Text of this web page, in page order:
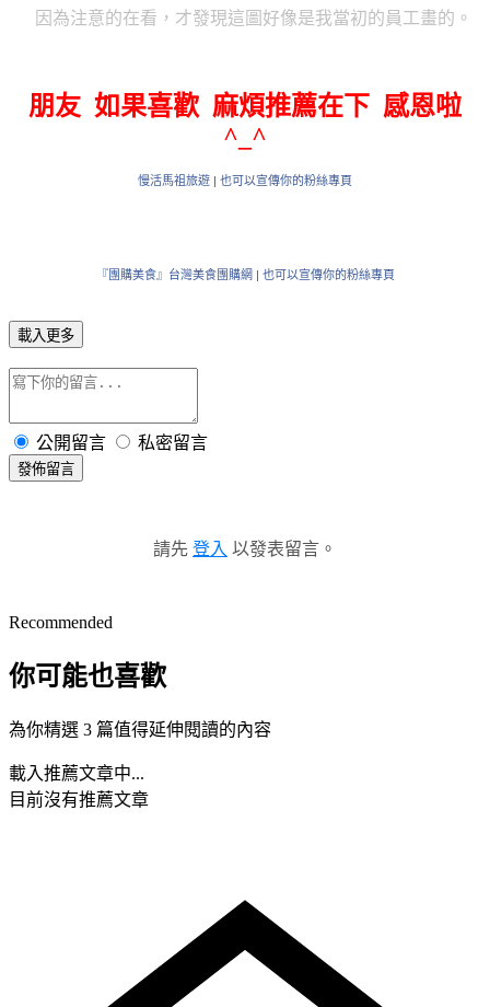
因為注意的在看，才發現這圖好像是我當初的員工畫的。
朋友 如果喜歡 麻煩推薦在下 感恩啦
^_^
慢活馬祖旅遊 | 也可以宣傳你的粉絲專頁
『團購美食』台灣美食團購網 | 也可以宣傳你的粉絲專頁
載入更多
公開留言 私密留言
發佈留言
請先 登入 以發表留言。
Recommended
你可能也喜歡
為你精選 3 篇值得延伸閱讀的內容
載入推薦文章中...
目前沒有推薦文章